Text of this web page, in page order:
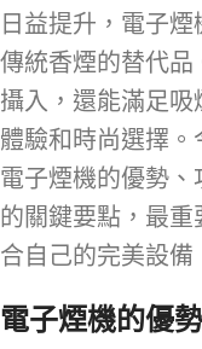
日益提升，電子
傳統香煙的替代
攝入，還能滿足
體驗和時尚選擇
電子煙機的優勢
的關鍵要點，最
合自己的完美設備
電子煙機的優